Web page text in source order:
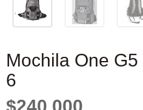
Mochila One
6